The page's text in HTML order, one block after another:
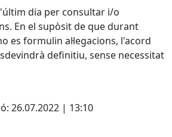
dia per consultar i/o
En el supòsit de que durant
es formulin al·legacions, l'acord
definitiu, sense necessitat
26.07.2022 | 13:10